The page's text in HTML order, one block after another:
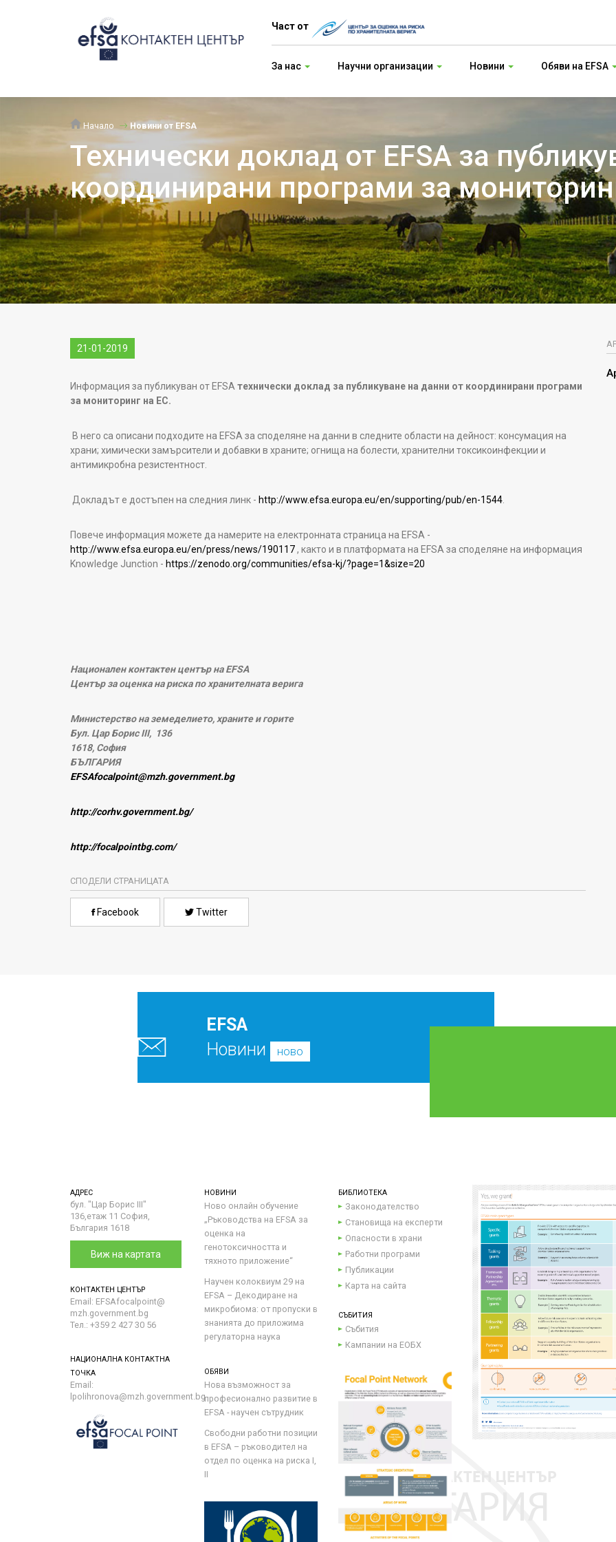
Част от
За нас Научни организации Новини Обяви на EFSA
Начало Новини от EFSA
Технически доклад от EFSA за
координирани програми за
21-01-2019
Информация за публикуван от EFSA технически доклад за публикуване на данни от координирани програми
за мониторинг на ЕС.
В него са описани подходите на EFSA за споделяне на данни в следните области на дейност: консумация на
храни; химически замърсители и добавки в храните; огнища на болести, хранителни токсикоинфекции и
антимикробна резистентност.
Докладът е достъпен на следния линк - http://www.efsa.europa.eu/en/supporting/pub/en-1544
Повече информация можете да намерите на електронната страница на EFSA -
http://www.efsa.europa.eu/en/press/news/190117, както и в платформата на EFSA за споделяне на информация
Knowledge Junction - https://zenodo.org/communities/efsa-kj/?page=1&size=20
Национален контактен център наEFSA
Център за оценка на риска по хранителната верига
Министерство на земеделието, храните и горите
Бул. Цар БорисIII, 136
1618, София
БЪЛГАРИЯ
EFSAfocalpoint@mzh.government.bg
http://corhv.government.bg/
http://focalpointbg.com/
СПОДЕЛИ СТРАНИЦАТА
Facebook Twitter
EFSA
Новини
ново
АДРЕС
бул. "Цар Борис III"
136,етаж 11 София,
България 1618
Виж на картата
КОНТАКТЕН ЦЕНТЪР
Email: EFSAfocalpoint@
mzh.government.bg
Тел.: +359 2 427 30 56
НАЦИОНАЛНА КОНТАКТНА
ТОЧКА
Email:
lpolihronova@mzh.government.bg
НОВИНИ
Ново онлайн обучение
„Ръководства на ЕFSA за
оценка на
генотоксичността и
тяхното приложение“
Научен колоквиум 29 на
EFSA – Декодиране на
микробиома: от пропуски в
знанията до приложима
регулаторна наука
ОБЯВИ
Нова възможност за
професионално развитие в
EFSA - научен сътрудник
Свободни работни позиции
в EFSA – ръководител на
отдел по оценка на риска I,
II
БИБЛИОТЕКА
Законодателство
Становища на експерти
Опасности в храни
Работни програми
Публикации
Карта на сайта
СЪБИТИЯ
Събития
Кампании на ЕОБХ